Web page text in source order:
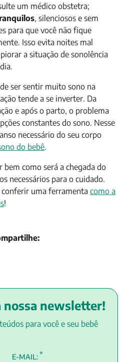
um médico obstetra;
, silenciosos e sem
para que você não fique
Isso evita noites mal
a situação de sonolência
ser sentir muito sono na
tende a se inverter. Da
e após o parto, o problema
constantes do sono. Nesse
necessário do seu corpo
do bebê.
como será a chegada do
necessários para o cuidado.
uma ferramenta como a
!
nossa newsletter!
para você e seu bebê
E-MAIL:*